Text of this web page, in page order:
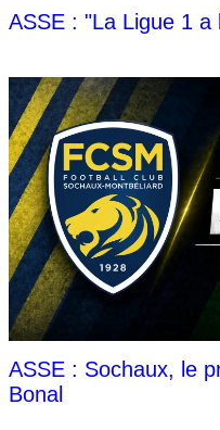
ASSE : "La Ligue 1 a
ASSE : Sochaux, le
Bonal